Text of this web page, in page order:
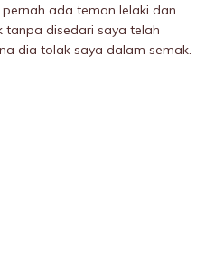
ada teman lelaki dan
tanpa disedari saya telah
dia tolak saya dalam semak.